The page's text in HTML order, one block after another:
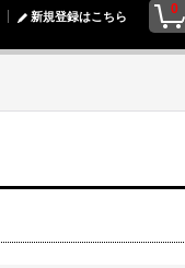
0
新規登録はこちら